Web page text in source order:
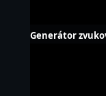
Generátor